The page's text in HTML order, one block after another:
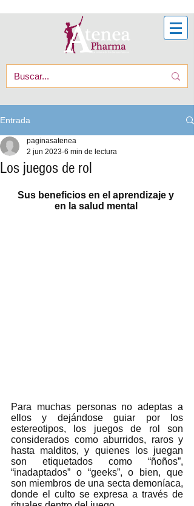
Entrada
Los juegos de rol
paginasatenea
2 jun 2023 6 min de lectura
Sus beneficios en el aprendizaje y
en la salud mental
Para muchas personas no adeptas a
ellos y dejándose guiar por los
estereotipos, los juegos de rol son
considerados como aburridos, raros y
hasta malditos, y quienes los juegan
son etiquetados como “ñoños”,
“inadaptados” o “geeks”, o bien, que
son miembros de una secta demoníaca,
donde el culto se expresa a través de